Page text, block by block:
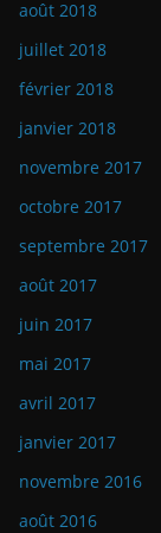
août 2018
juillet 2018
février 2018
janvier 2018
novembre 2017
octobre 2017
septembre 2017
août 2017
juin 2017
mai 2017
avril 2017
janvier 2017
novembre 2016
août 2016